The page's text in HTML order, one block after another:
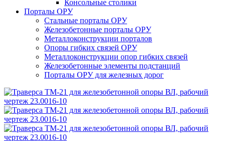
Консольные столики
Порталы ОРУ
Стальные порталы ОРУ
Железобетонные порталы ОРУ
Металлоконструкции порталов
Опоры гибких связей ОРУ
Металлоконструкции опор гибких связей
Железобетонные элементы подстанций
Порталы ОРУ для железных дорог